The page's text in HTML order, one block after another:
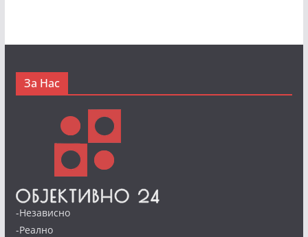
За Нас
-Независно
-Реално